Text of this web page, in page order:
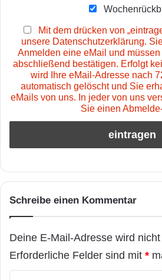
Mit dem drücken von
unsere Datenschutzerklärung.
Anmelden eine eMail und
abschließend bestätigen. Erfolgt
wird Ihre eMail-Adresse nach
automatisch gelöscht und Sie
eMails von uns. In jeder von uns
Sie einen
Schreibe einen Kommentar
Deine E-Mail-Adresse wird
Erforderliche Felder sind mit *